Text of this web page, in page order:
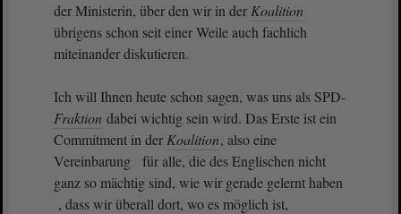
der Ministerin, über den wir in der Koalition
übrigens schon seit einer Weile auch fachlich
miteinander diskutieren.
Ich will Ihnen heute schon sagen, was uns als SPD-
Fraktion dabei wichtig sein wird. Das Erste ist ein
Commitment in der Koalition, also eine
Vereinbarung für alle, die des Englischen nicht
ganz so mächtig sind, wie wir gerade gelernt haben
, dass wir überall dort, wo es möglich ist,